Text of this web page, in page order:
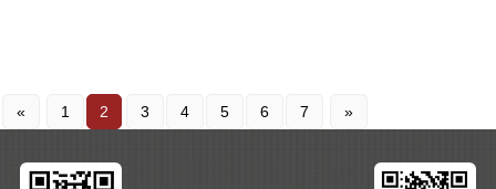
« 1 2 3 4 5 6 7 »